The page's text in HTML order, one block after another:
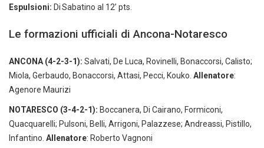
Espulsioni: Di Sabatino al 12’ pts.
Le formazioni ufficiali di Ancona-Notaresco
ANCONA (4-2-3-1): Salvati, De Luca, Rovinelli, Bonaccorsi, Calisto;
Miola, Gerbaudo, Bonaccorsi, Attasi, Pecci, Kouko. Allenatore:
Agenore Maurizi
NOTARESCO (3-4-2-1): Boccanera, Di Cairano, Formiconi,
Quacquarelli; Pulsoni, Belli, Arrigoni, Palazzese; Andreassi, Pistillo,
Infantino. Allenatore: Roberto Vagnoni